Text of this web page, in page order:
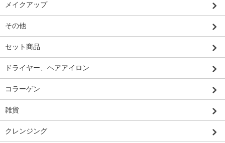
メイクアップ
その他
セット商品
ドライヤー、ヘアアイロン
コラーゲン
雑貨
クレンジング